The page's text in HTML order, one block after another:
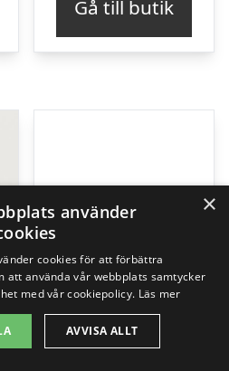
Gå till butik
×
använder
cookies för att förbättra
att använda vår webbplats samtycker
med vår cookiepolicy. Läs mer
AVVISA ALLT